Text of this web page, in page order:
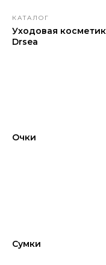
КАТАЛОГ
Уходовая
Drsea
Очки
Сумки